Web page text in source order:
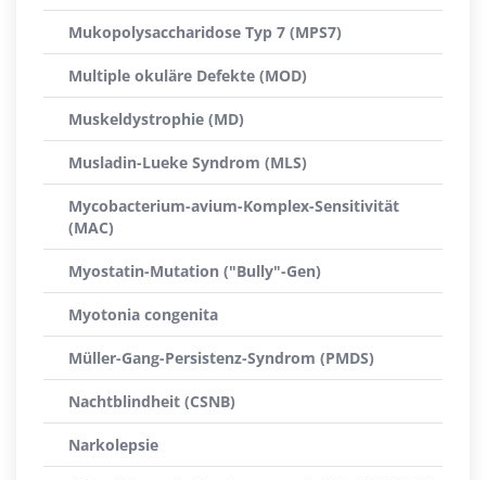
Mukopolysaccharidose Typ 7 (MPS7)
Multiple okuläre Defekte (MOD)
Muskeldystrophie (MD)
Musladin-Lueke Syndrom (MLS)
Mycobacterium-avium-Komplex-Sensitivität
(MAC)
Myostatin-Mutation ("Bully"-Gen)
Myotonia congenita
Müller-Gang-Persistenz-Syndrom (PMDS)
Nachtblindheit (CSNB)
Narkolepsie